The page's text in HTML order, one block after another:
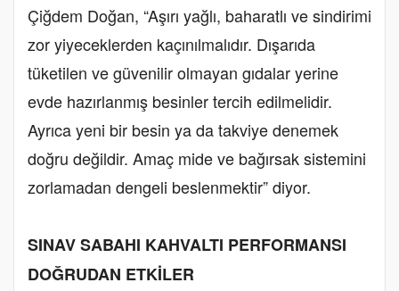
Çiğdem Doğan, “Aşırı yağlı, baharatlı ve sindirimi
zor yiyeceklerden kaçınılmalıdır. Dışarıda
tüketilen ve güvenilir olmayan gıdalar yerine
evde hazırlanmış besinler tercih edilmelidir.
Ayrıca yeni bir besin ya da takviye denemek
doğru değildir. Amaç mide ve bağırsak sistemini
zorlamadan dengeli beslenmektir” diyor.
SINAV SABAHI KAHVALTI PERFORMANSI
DOĞRUDAN ETKİLER